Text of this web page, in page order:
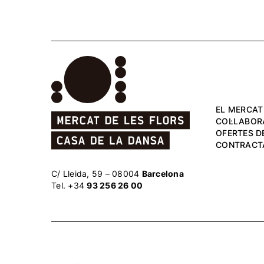
EL MERCAT
OFERTES
C/ Lleida, 59 – 08004 Barcelona
Tel. +3493 256 26 00